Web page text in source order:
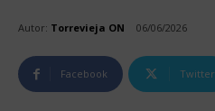
Autor: Torrevieja ON 06/06/2026
Facebook Twitter